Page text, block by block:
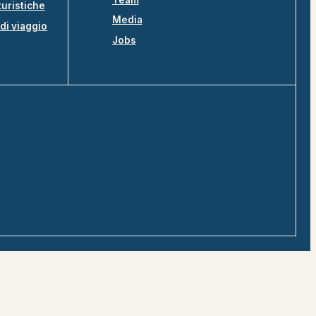
viaggio
Media
Jobs